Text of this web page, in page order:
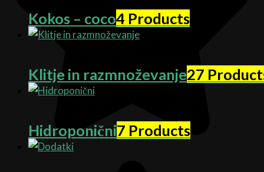
Kokos – coco4 Products
Klitje in razmnoževanje27
Hidroponični7 Products